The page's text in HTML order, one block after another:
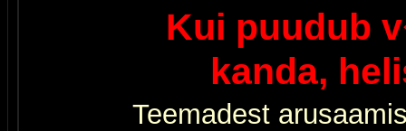
Kui puudub
kanda,
Teemadest